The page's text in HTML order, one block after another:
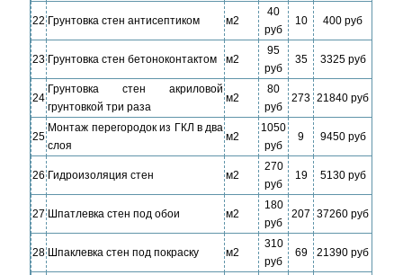
22 Грунтовка стен антисептиком м2
40
руб
10 400 руб
23 Грунтовка стен бетоноконтактом м2
95
руб
35 3325 руб
24
Грунтовка стен акриловой
грунтовкой три раза
м2
80
руб
273 21840 руб
25
Монтаж перегородок из ГКЛ в два
слоя
м2
1050
руб
9 9450 руб
26 Гидроизоляция стен м2
270
руб
19 5130 руб
27 Шпатлевка стен под обои м2
180
руб
207 37260 руб
28 Шпаклевка стен под покраску м2
310
руб
69 21390 руб